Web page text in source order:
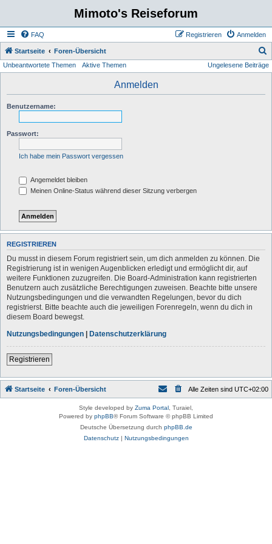
Mimoto's Reiseforum
FAQ Anmelden
Registrieren
Startseite Foren-Übersicht
u
Unbeantwortete Themen Aktive Themen Ungelesene Beiträge
Anmelden
Benutzername:
Passwort:
Ich habe mein Passwort vergessen
Angemeldet bleiben
Meinen Online-Status während dieser Sitzung verbergen
REGISTRIEREN
Du musst in diesem Forum registriert sein, um dich anmelden zu können. Die
Registrierung ist in wenigen Augenblicken erledigt und ermöglicht dir, auf
weitere Funktionen zuzugreifen. Die Board-Administration kann registrierten
Benutzern auch zusätzliche Berechtigungen zuweisen. Beachte bitte unsere
Nutzungsbedingungen und die verwandten Regelungen, bevor du dich
registrierst. Bitte beachte auch die jeweiligen Forenregeln, wenn du dich in
diesem Board bewegst.
Nutzungsbedingungen | Datenschutzerklärung
Registrieren
Startseite Foren-Übersicht Alle Zeiten sind UTC+02:00
Style developed by Zuma Portal , Turaiel,
Powered by phpBB® Forum Software © phpBB Limited
Deutsche Übersetzung durch phpBB.de
Datenschutz| Nutzungsbedingungen